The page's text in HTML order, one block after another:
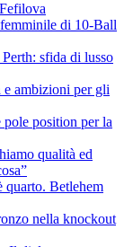
di 10-Ball
sfida di lusso
ambizioni per gli
position per la
qualità ed
quarto. Betlehem
nella knockout